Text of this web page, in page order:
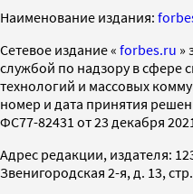
Наименование издания:
Cетевое издание « forbes.ru »
службой по надзору в сфере
технологий и массовых
номер и дата принятия
ФС77-82431 от 23 декабря
Адрес редакции, издателя:
Звенигородская 2-я, д. 13,